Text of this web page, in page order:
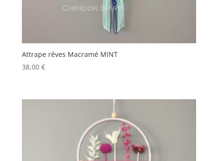
Attrape rêves Macramé MINT
38,00 €